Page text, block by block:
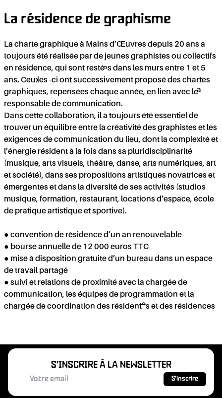
La résidence de graphisme
La charte graphique à Mains d’Œuvres depuis 20 ans a
toujours été réalisée par de jeunes graphistes ou collectifs
en résidence, qui sont resté·es dans les murs entre 1 et 5
ans. Ceux·les -ci ont successivement proposé des chartes
graphiques, repensées chaque année, en lien avec le·a
responsable de communication.
Dans cette collaboration, il a toujours été essentiel de
trouver un équilibre entre la créativité des graphistes et les
exigences de communication du lieu, dont la complexité et
l’énergie résident à la fois dans sa pluridisciplinarité
(musique, arts visuels, théâtre, danse, arts numériques, art
et société), dans ses propositions artistiques novatrices et
émergentes et dans la diversité de ses activités (studios
musique, formation, restaurant, locations d’espace, école
de pratique artistique et sportive).
● convention de résidence d’un an renouvelable
● bourse annuelle de 12 000 euros TTC
● mise à disposition gratuite d’un bureau dans un espace
de travail partagé
● suivi et relations de proximité avec la chargée de
communication, les équipes de programmation et la
chargée de coordination des résident·es et des résidences
S'INSCRIRE À LA NEWSLETTER
S'inscrire